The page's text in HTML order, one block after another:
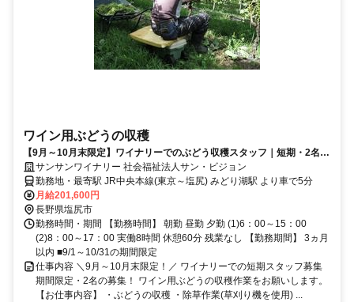
ワイン用ぶどうの収穫
【9月～10月末限定】ワイナリーでのぶどう収穫スタッフ｜短期・2名の
募集！未経験歓迎
サンサンワイナリー 社会福祉法人サン・ビジョン
勤務地・最寄駅 JR中央本線(東京～塩尻) みどり湖駅 より車で5分
月給201,600円
長野県塩尻市
勤務時間・期間 【勤務時間】 朝勤 昼勤 夕勤 (1)6：00～15：00
(2)8：00～17：00 実働8時間 休憩60分 残業なし 【勤務期間】 3ヵ月
以内 ■9/1～10/31の期間限定
仕事内容 ＼9月～10月末限定！／ ワイナリーでの短期スタッフ募集
期間限定・2名の募集！ ワイン用ぶどうの収穫作業をお願いします。
【お仕事内容】 ・ぶどうの収穫 ・除草作業(草刈り機を使用) ...